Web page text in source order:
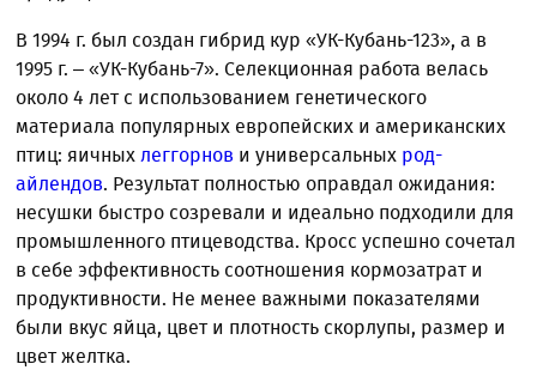
В 1994 г. был создан гибрид кур «УК-Кубань-123», а в
1995 г. – «УК-Кубань-7». Селекционная работа велась
около 4 лет с использованием генетического
материала популярных европейских и американских
птиц: яичныхлеггорнов и универсальных род-
айлендов. Результат полностью оправдал ожидания:
несушки быстро созревали и идеально подходили для
промышленного птицеводства. Кросс успешно сочетал
в себе эффективность соотношения кормозатрат и
продуктивности. Не менее важными показателями
были вкус яйца, цвет и плотность скорлупы, размер и
цвет желтка.